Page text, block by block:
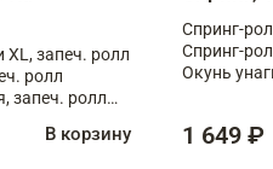
запеч. ролл
ролл
запеч. ролл
В корзину
Спринг-
Спринг-
Окунь
1 649 ₽